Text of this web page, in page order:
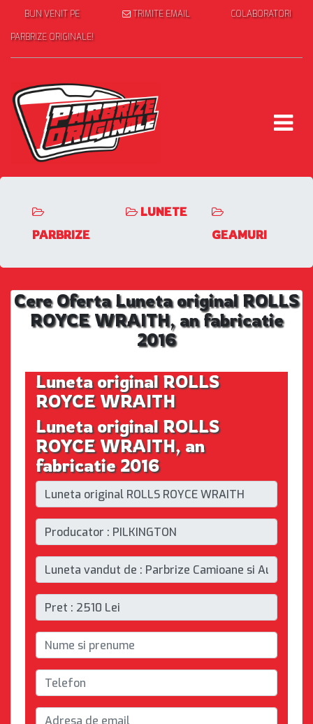
BUN VENIT PE
PARBRIZE ORIGINALE!
TRIMITE EMAIL COLABORATORI
PARBRIZE
LUNETE
GEAMURI
Cere Oferta Luneta original ROLLS
ROYCE WRAITH, an fabricatie
2016
Luneta original ROLLS
ROYCE WRAITH
Luneta original ROLLS
ROYCE WRAITH, an
fabricatie 2016